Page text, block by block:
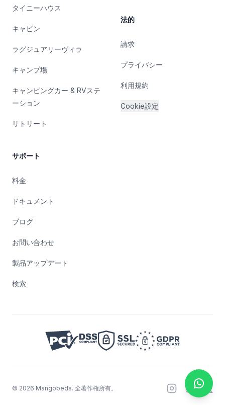
タイニーハウス
キャビン
ラグジュアリーヴィラ
キャンプ場
キャンピングカー & RVステ
ーション
リトリート
サポート
料金
ドキュメント
ブログ
お問い合わせ
製品アップデート
検索
法的
請求
プライバシー
利用規約
Cookie設定
© 2026 Mangobeds. 全著作権所有。